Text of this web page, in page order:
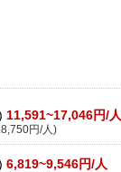
11,591~17,046円/人
円/人)
6,819~9,546円/人